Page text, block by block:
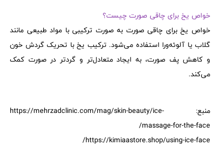
خواص یخ برای چاقی صورت چیست؟
خواص یخ برای چاقی صورت به صورت ترکیبی با مواد طبیعی مانند
گلاب یا آلوئه‌ورا استفاده می‌شود. ترکیب یخ با تحریک گردش خون
و کاهش پف صورت، به ایجاد متعادل‌تر و گردتر در صورت کمک
می‌کند.
منبع: https://mehrzadclinic.com/mag/skin-beauty/ice-
massage-for-the-face/
https://kimiaastore.shop/using-ice-face/